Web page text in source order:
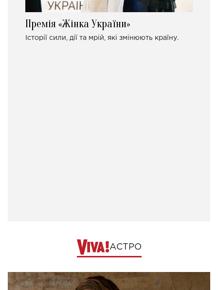
Премія «Жінка України»
Історії сили, дії та мрій, які змінюють країну.
АСТРО